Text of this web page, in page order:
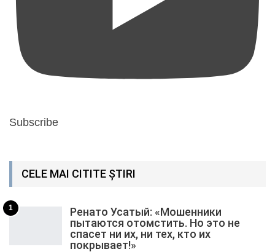
Subscribe
CELE MAI CITITE ȘTIRI
1
Ренато Усатый: «Мошенники
пытаются отомстить. Но это не
спасет ни их, ни тех, кто их
покрывает!»